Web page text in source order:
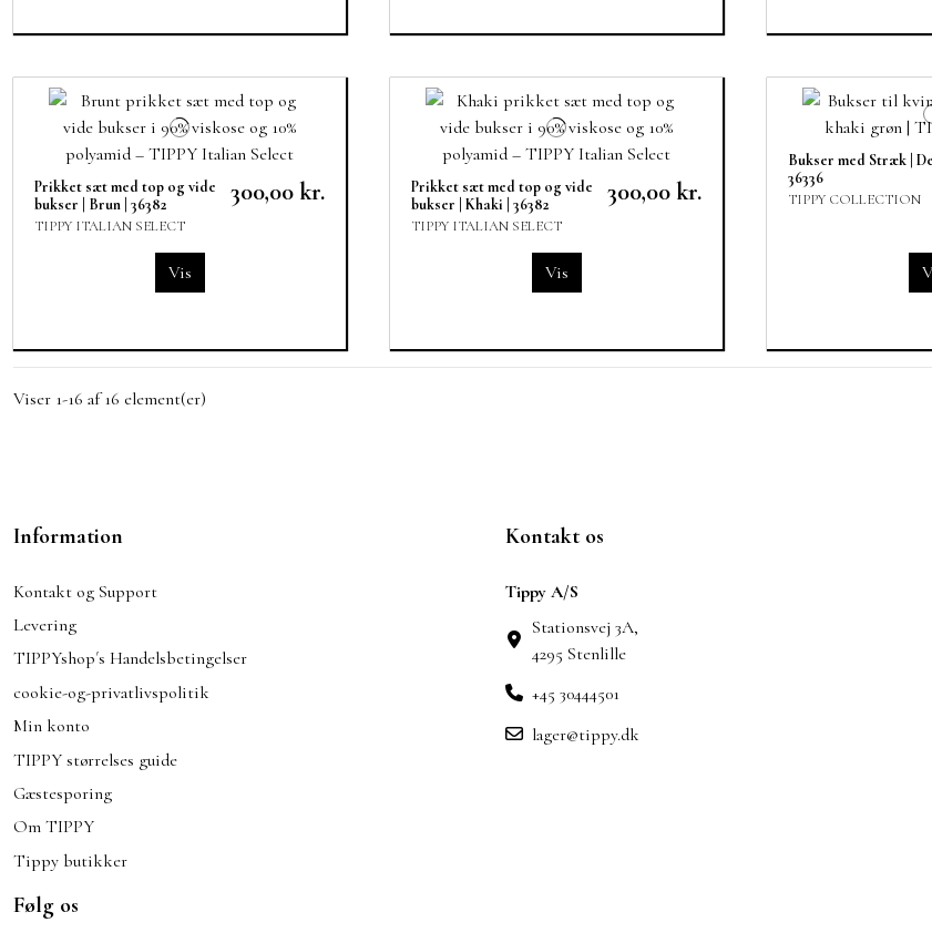
Prikket sæt med top og vide
bukser | Brun | 36382
TIPPY ITALIAN SELECT
300,00 kr.
Vis
Prikket sæt med top og vide
bukser | Khaki | 36382
TIPPY ITALIAN SELECT
300,00 kr.
Vis
Bukser med Stræk |
36336
TIPPY COLLECTION
Viser 1-16 af 16 element(er)
Information
Kontakt og Support
Levering
TIPPYshop´s Handelsbetingelser
cookie-og-privatlivspolitik
Min konto
TIPPY størrelses guide
Gæstesporing
Om TIPPY
Tippy butikker
Kontakt os
Tippy A/S
Stationsvej 3A,
4295 Stenlille
+45 30444501
lager@tippy.dk
Følg os